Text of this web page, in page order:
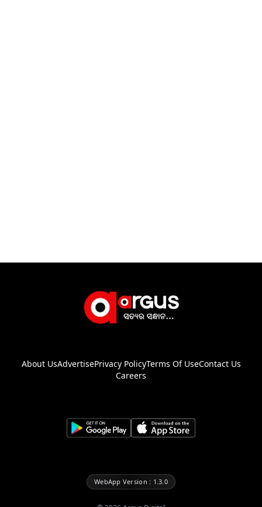
About UsAdvertisePrivacy PolicyTerms Of UseContact Us
Careers
WebApp Version : 1.3.0